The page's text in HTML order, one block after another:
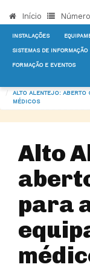
Início
INSTALAÇÕES
SISTEMAS DE INFORMAÇÃO
FORMAÇÃO E EVENTOS
ALTO ALENTEJO: ABERTO
MÉDICOS
Alto
para